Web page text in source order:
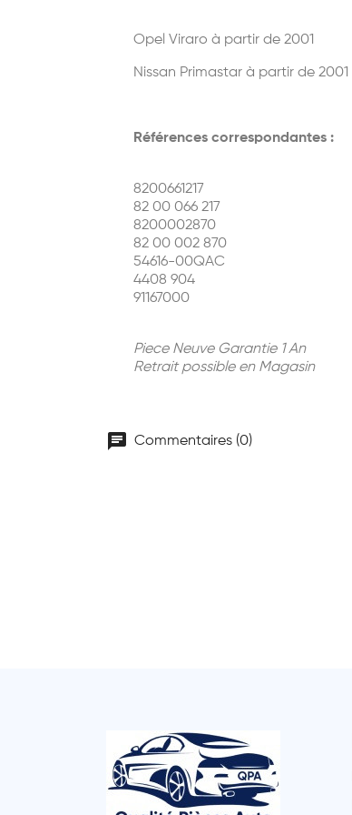
Opel Viraro à partir de 2001
Nissan Primastar à partir de 2001
Références correspondantes :
8200661217
82 00 066 217
8200002870
82 00 002 870
54616-00QAC
4408 904
91167000
Piece Neuve Garantie 1 An
Retrait possible en Magasin
chat Commentaires (0)